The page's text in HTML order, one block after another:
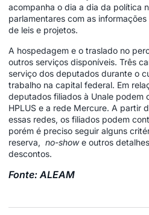
acompanha o dia a dia da política
parlamentares com as
de leis e projetos.
A hospedagem e o traslado no
outros serviços disponíveis. Três
serviço dos deputados durante o
trabalho na capital federal. Em
deputados filiados à Unale podem
HPLUS e a rede Mercure. A partir
essas redes, os filiados podem
porém é preciso seguir alguns
reserva, no-showe outros
descontos.
Fonte: ALEAM